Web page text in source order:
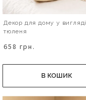
Декор для дому у вигляді
тюленя
658 грн.
В КОШИК